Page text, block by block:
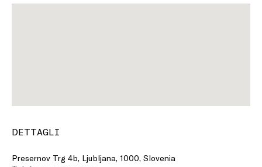
DETTAGLI
Presernov Trg 4b, Ljubljana, 1000, Slovenia